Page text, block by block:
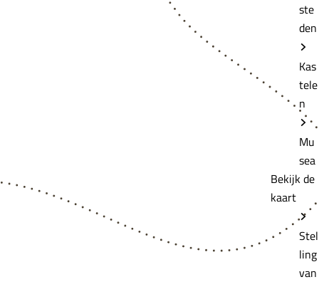
ste
den
Kas
tele
n
Mu
sea
Bekijk de
kaart
Stel
ling
van